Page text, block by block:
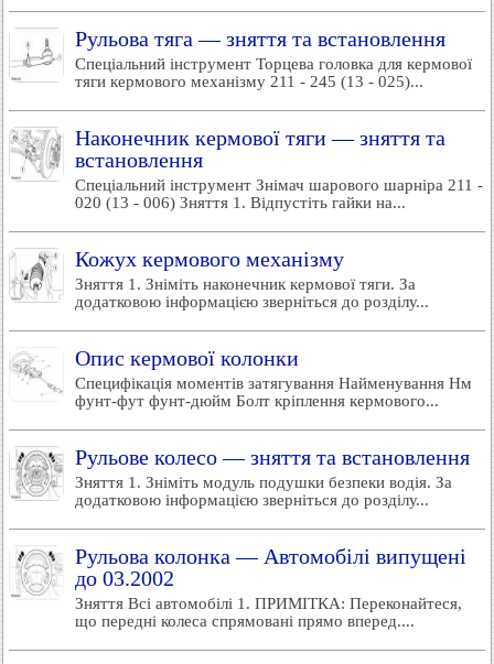
Рульова тяга — зняття та встановлення
Спеціальний інструмент Торцева головка для кермової
тяги кермового механізму 211 - 245 (13 - 025)...
Наконечник кермової тяги — зняття та
встановлення
Спеціальний інструмент Знімач шарового шарніра 211 -
020 (13 - 006) Зняття 1. Відпустіть гайки на...
Кожух кермового механізму
Зняття 1. Зніміть наконечник кермової тяги. За
додатковою інформацією зверніться до розділу...
Опис кермової колонки
Специфікація моментів затягування Найменування Нм
фунт-фут фунт-дюйм Болт кріплення кермового...
Рульове колесо — зняття та встановлення
Зняття 1. Зніміть модуль подушки безпеки водія. За
додатковою інформацією зверніться до розділу...
Рульова колонка — Автомобілі випущені
до 03.2002
Зняття Всі автомобілі 1. ПРИМІТКА: Переконайтеся,
що передні колеса спрямовані прямо вперед....